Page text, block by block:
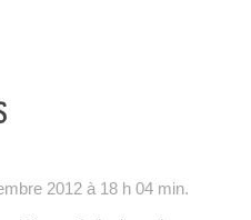
2012 à 18 h 04 min.